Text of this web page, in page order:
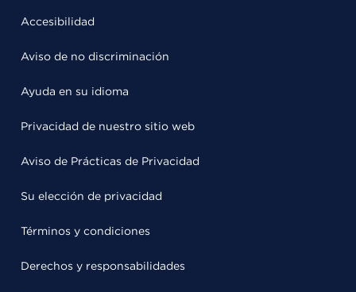
Accesibilidad
Aviso de no discriminación
Ayuda en su idioma
Privacidad de nuestro sitio web
Aviso de Prácticas de Privacidad
Su elección de privacidad
Términos y condiciones
Derechos y responsabilidades